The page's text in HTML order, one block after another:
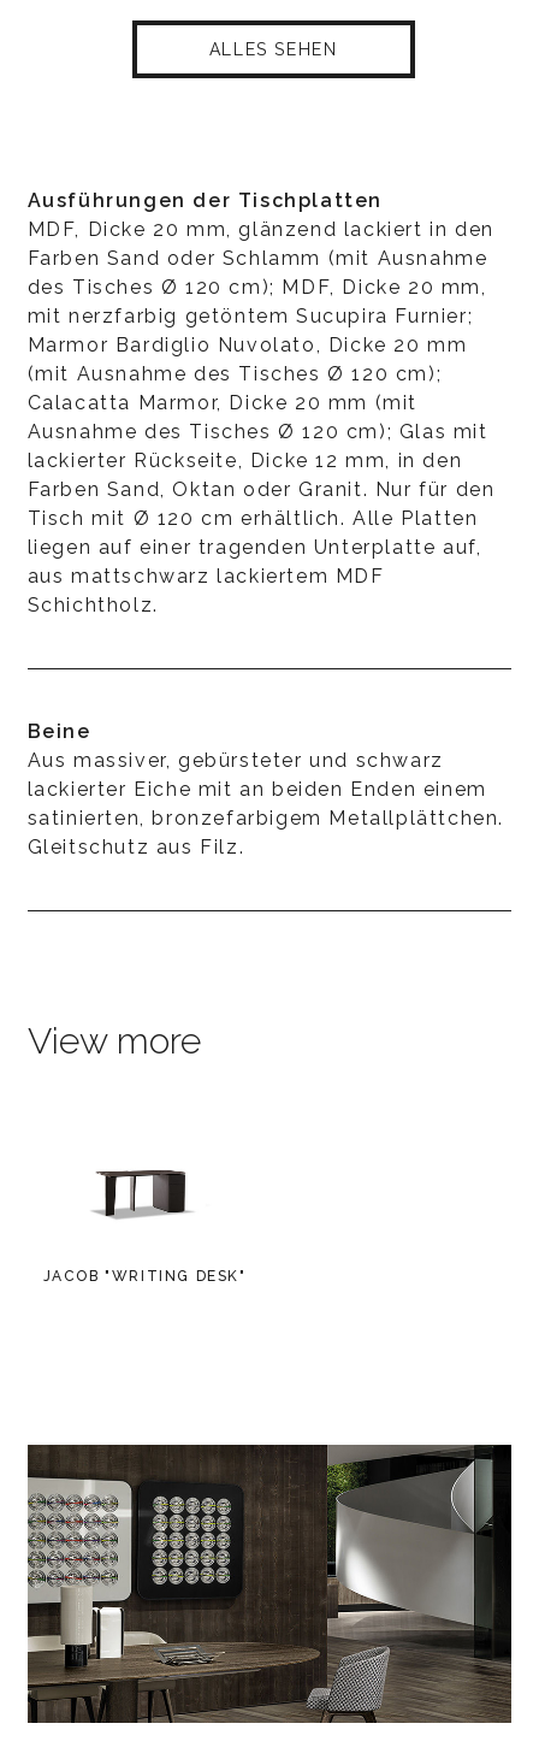
ALLES SEHEN
Ausführungen der Tischplatten
MDF, Dicke 20 mm, glänzend lackiert in den
Farben Sand oder Schlamm (mit Ausnahme
des Tisches Ø 120 cm); MDF, Dicke 20 mm,
mit nerzfarbig getöntem Sucupira Furnier;
Marmor Bardiglio Nuvolato, Dicke 20 mm
(mit Ausnahme des Tisches Ø 120 cm);
Calacatta Marmor, Dicke 20 mm (mit
Ausnahme des Tisches Ø 120 cm); Glas mit
lackierter Rückseite, Dicke 12 mm, in den
Farben Sand, Oktan oder Granit. Nur für den
Tisch mit Ø 120 cm erhältlich. Alle Platten
liegen auf einer tragenden Unterplatte auf,
aus mattschwarz lackiertem MDF
Schichtholz.
Beine
Aus massiver, gebürsteter und schwarz
lackierter Eiche mit an beiden Enden einem
satinierten, bronzefarbigem Metallplättchen.
Gleitschutz aus Filz.
View more
JACOB "WRITING DESK"